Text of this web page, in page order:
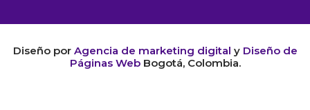
Diseño por Agencia de marketing digital y Diseño de
Páginas WebBogotá, Colombia.